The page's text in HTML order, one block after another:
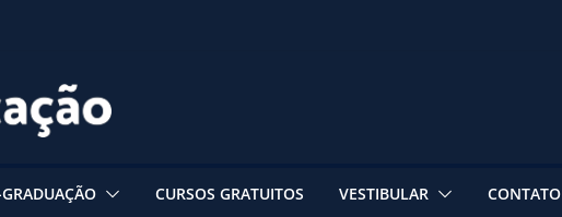
CURSOS GRATUITOS VESTIBULAR CONTATO